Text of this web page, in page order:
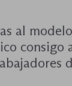
al
consigo